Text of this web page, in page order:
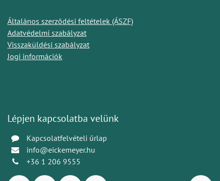
Általános szerződési feltételek (ÁSZF)
Adatvédelmi szabályzat
Visszaküldési szabályzat
Jogi információk
Lépjen kapcsolatba velünk
Kapcsolatfelvételi űrlap
info@eickemeyer.hu
+36 1 206 9555